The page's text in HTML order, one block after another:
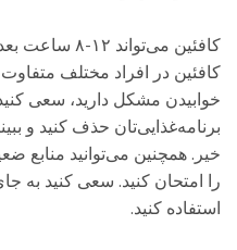
کافئین
کافئین در افراد مختلف
خوابیدن مشکل دارید، سعی
برنامه‌غذایی‌تان حذف کنید و
خیر. همچنین می‌توانید منابع
را امتحان کنید. سعی کنید به
استفاده کنید.